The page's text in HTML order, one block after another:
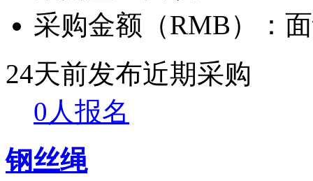
采购金额（RMB）：
24天前发布近期采购
0人报名
钢丝绳